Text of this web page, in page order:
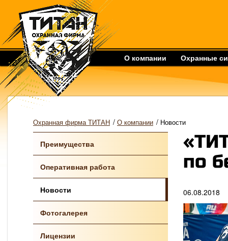
О компании Охранные
Охранная фирма ТИТАН / О компании / Новости
Преимущества
Оперативная работа
Новости
Фотогалерея
Лицензии
по
06.08.2018